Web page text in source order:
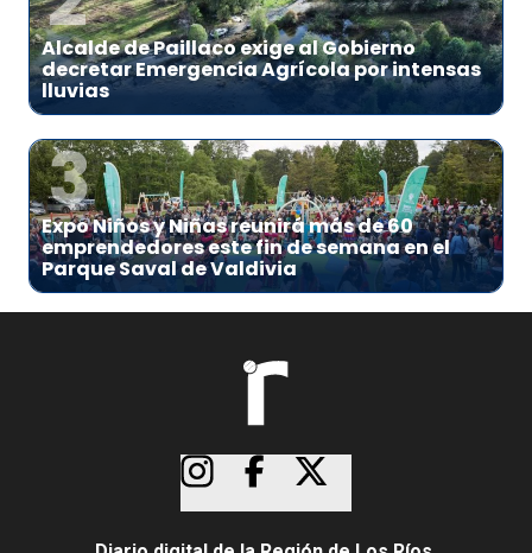
Alcalde de Paillaco exige al Gobierno
decretar Emergencia Agrícola por intensas
lluvias
3
Expo Niños y Niñas reunirá más de 60
emprendedores este fin de semana en el
Parque Saval de Valdivia